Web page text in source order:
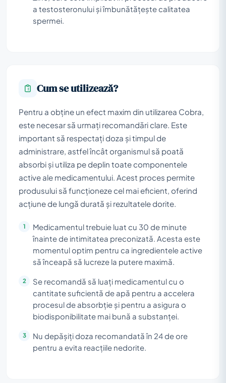
a testosteronului și îmbunătățește calitatea
spermei.
Cum se utilizează?
Pentru a obține un efect maxim din utilizarea Cobra,
este necesar să urmați recomandări clare. Este
important să respectați doza și timpul de
administrare, astfel încât organismul să poată
absorbi și utiliza pe deplin toate componentele
active ale medicamentului. Acest proces permite
produsului să funcționeze cel mai eficient, oferind
acțiune de lungă durată și rezultatele dorite.
Medicamentul trebuie luat cu 30 de minute
înainte de intimitatea preconizată. Acesta este
momentul optim pentru ca ingredientele active
să înceapă să lucreze la putere maximă.
Se recomandă să luați medicamentul cu o
cantitate suficientă de apă pentru a accelera
procesul de absorbție și pentru a asigura o
biodisponibilitate mai bună a substanței.
Nu depășiți doza recomandată în 24 de ore
pentru a evita reacțiile nedorite.